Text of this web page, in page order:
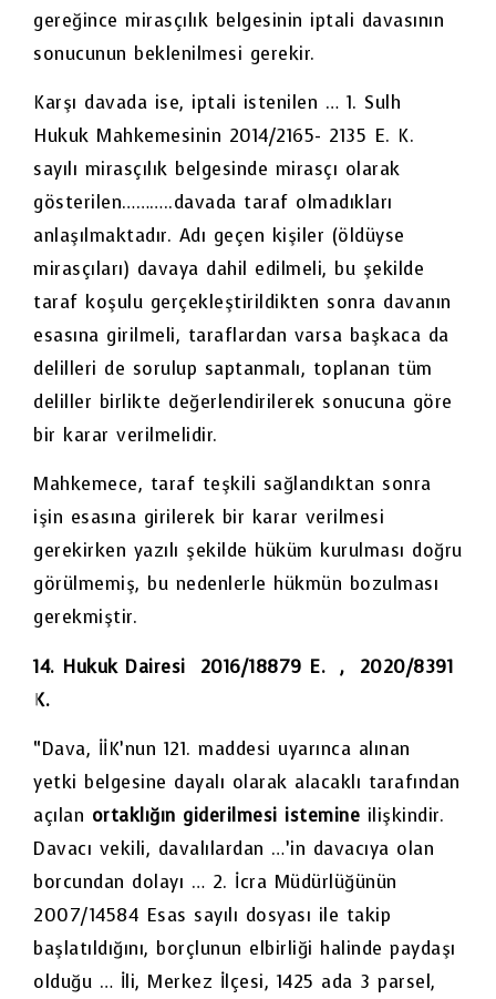
gereğince mirasçılık belgesinin iptali davasının
sonucunun beklenilmesi gerekir.
Karşı davada ise, iptali istenilen … 1. Sulh
Hukuk Mahkemesinin 2014/2165- 2135 E. K.
sayılı mirasçılık belgesinde mirasçı olarak
gösterilen………..davada taraf olmadıkları
anlaşılmaktadır. Adı geçen kişiler (öldüyse
mirasçıları) davaya dahil edilmeli, bu şekilde
taraf koşulu gerçekleştirildikten sonra davanın
esasına girilmeli, taraflardan varsa başkaca da
delilleri de sorulup saptanmalı, toplanan tüm
deliller birlikte değerlendirilerek sonucuna göre
bir karar verilmelidir.
Mahkemece, taraf teşkili sağlandıktan sonra
işin esasına girilerek bir karar verilmesi
gerekirken yazılı şekilde hüküm kurulması doğru
görülmemiş, bu nedenlerle hükmün bozulması
gerekmiştir.
14. Hukuk Dairesi 2016/18879 E. , 2020/8391
K.
“Dava, İİK’nun 121. maddesi uyarınca alınan
yetki belgesine dayalı olarak alacaklı tarafından
açılan ortaklığın giderilmesi istemine ilişkindir.
Davacı vekili, davalılardan …’in davacıya olan
borcundan dolayı … 2. İcra Müdürlüğünün
2007/14584 Esas sayılı dosyası ile takip
başlatıldığını, borçlunun elbirliği halinde paydaşı
olduğu … İli, Merkez İlçesi, 1425 ada 3 parsel,